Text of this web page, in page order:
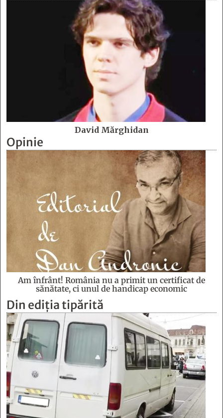
David Mărghidan
Opinie
Am înfrânt! România nu a primit un certificat de
sănătate, ci unul de handicap economic
Din ediția tipărită